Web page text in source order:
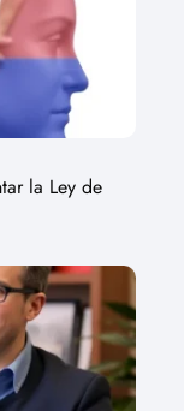
la Ley de